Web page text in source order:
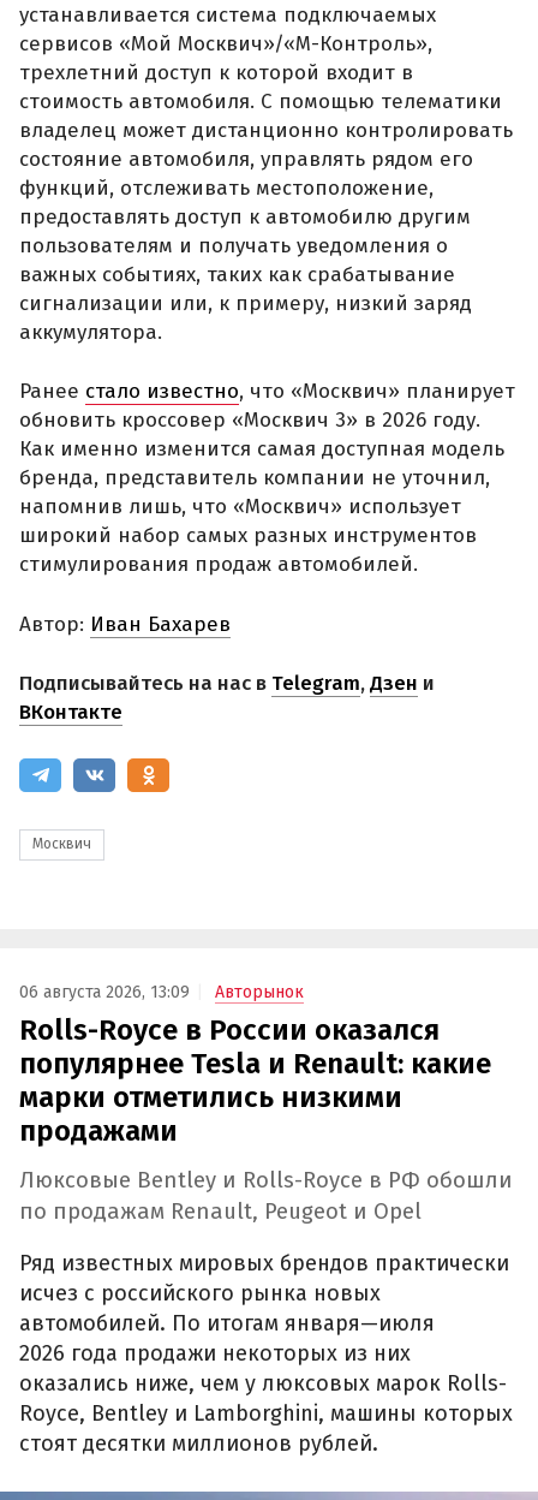
устанавливается система подключаемых
сервисов «Мой Москвич»/«М-Контроль»,
трехлетний доступ к которой входит в
стоимость автомобиля. С помощью телематики
владелец может дистанционно контролировать
состояние автомобиля, управлять рядом его
функций, отслеживать местоположение,
предоставлять доступ к автомобилю другим
пользователям и получать уведомления о
важных событиях, таких как срабатывание
сигнализации или, к примеру, низкий заряд
аккумулятора.
Ранее стало известно, что «Москвич» планирует
обновить кроссовер «Москвич 3» в 2026 году.
Как именно изменится самая доступная модель
бренда, представитель компании не уточнил,
напомнив лишь, что «Москвич» использует
широкий набор самых разных инструментов
стимулирования продаж автомобилей.
Автор: Иван Бахарев
Подписывайтесь на нас в Telegram,Дзен и
ВКонтакте
Москвич
06 августа 2026, 13:09 Авторынок
Rolls-Royce в России оказался
популярнее Tesla и Renault: какие
марки отметились низкими
продажами
Люксовые Bentley и Rolls-Royce в РФ обошли
по продажам Renault, Peugeot и Opel
Ряд известных мировых брендов практически
исчез с российского рынка новых
автомобилей. По итогам января—июля
2026 года продажи некоторых из них
оказались ниже, чем у люксовых марок Rolls-
Royce, Bentley и Lamborghini, машины которых
стоят десятки миллионов рублей.